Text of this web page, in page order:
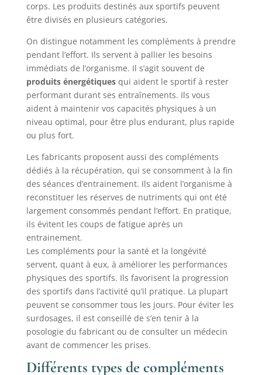
corps. Les produits destinés aux sportifs peuvent
être divisés en plusieurs catégories.
On distingue notamment les compléments à prendre
pendant l’effort. Ils servent à pallier les besoins
immédiats de l’organisme. Il s’agit souvent de
produits énergétiquesqui aident le sportif à rester
performant durant ses entraînements. Ils vous
aident à maintenir vos capacités physiques à un
niveau optimal, pour être plus endurant, plus rapide
ou plus fort.
Les fabricants proposent aussi des compléments
dédiés à la récupération, qui se consomment à la fin
des séances d’entrainement. Ils aident l’organisme à
reconstituer les réserves de nutriments qui ont été
largement consommés pendant l’effort. En pratique,
ils évitent les coups de fatigue après un
entrainement.
Les compléments pour la santé et la longévité
servent, quant à eux, à améliorer les performances
physiques des sportifs. Ils favorisent la progression
des sportifs dans l’activité qu’il pratique. La plupart
peuvent se consommer tous les jours. Pour éviter les
surdosages, il est conseillé de s’en tenir à la
posologie du fabricant ou de consulter un médecin
avant de commencer les prises.
Différents types de compléments